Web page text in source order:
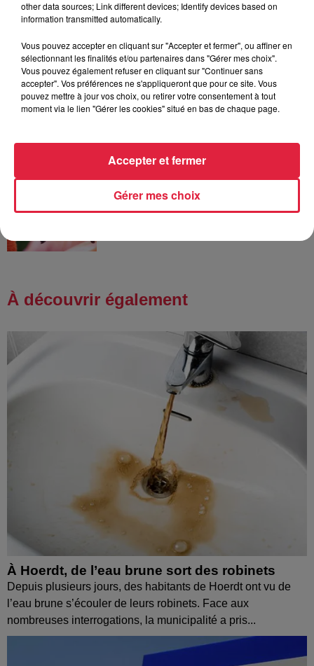
robinets
6 août 2026
Tags antisémites à Strasbourg :
Catherine Trautmann réagit
6 août 2026
Au zoo de Mulhouse : rencontre
avec les flamants rouges
À découvrir également
À Hoerdt, de l’eau brune sort des robinets
Depuis plusieurs jours, des habitants de Hoerdt ont vu de
l’eau brune s’écouler de leurs robinets. Face aux
nombreuses interrogations, la municipalité a pris...
other data sources; Link different devices; Identify devices based on
information transmitted automatically.
Vous pouvez accepter en cliquant sur "Accepter et fermer", ou affiner en
sélectionnant les finalités et/ou partenaires dans "Gérer mes choix".
Vous pouvez également refuser en cliquant sur "Continuer sans
accepter". Vos préférences ne s'appliqueront que pour ce site. Vous
pouvez mettre à jour vos choix, ou retirer votre consentement à tout
moment via le lien "Gérer les cookies" situé en bas de chaque page.
Gérer mes choix
Accepter et fermer